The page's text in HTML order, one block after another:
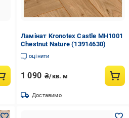
Ламінат Kronotex Castle MH1001
Chestnut Nature (13914630)
оцінити
1 090 ₴/кв. м
Доставимо